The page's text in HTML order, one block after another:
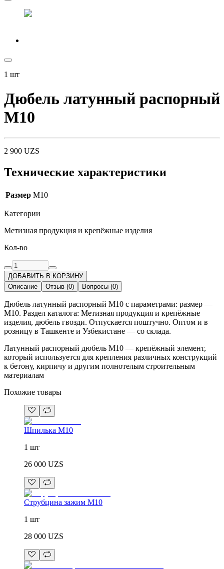
1 шт
Дюбель латунный распорный
М10
2 900 UZS
Технические характеристики
Размер М10
Категории
Метизная продукция и крепёжные изделия
Кол-во
ДОБАВИТЬ В КОРЗИНУ
Описание
Отзыв (0) Вопросы (0)
Дюбель латунный распорный М10 с параметрами: размер —
М10. Раздел каталога: Метизная продукция и крепёжные
изделия, дюбель гвозди. Отпускается поштучно. Оптом и в
розницу в Ташкенте и Узбекистане — со склада.
Латунный распорный дюбель М10 — крепёжный элемент,
который используется для крепления различных конструкций
к бетону, кирпичу и другим полнотелым строительным
материалам
Похожие товары
Шпилька М10
1 шт
26 000 UZS
Струбцина зажим М10
1 шт
28 000 UZS